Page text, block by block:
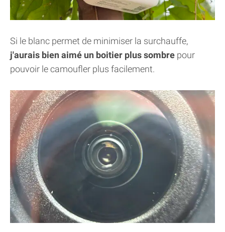
Si le blanc permet de minimiser la surchauffe,
j'aurais bien aimé un boitier plus sombre pour
pouvoir le camoufler plus facilement.